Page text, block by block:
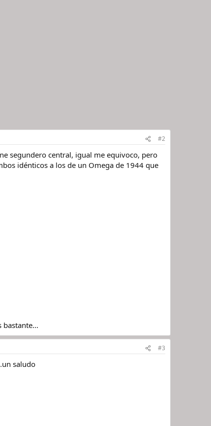
#2
segundero central, igual me equivoco, pero
idénticos a los de un Omega de 1944 que
bastante...
#3
saludo